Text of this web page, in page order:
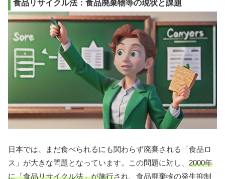
食品リサイクル法：食品廃棄物等の現状と課題
日本では、まだ食べられるにも関わらず廃棄される「食品ロ
ス」が大きな問題となっています。この問題に対し、 2000年
に「食品リサイクル法」が施行され、食品廃棄物の発生抑制